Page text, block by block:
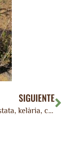
SIGUIENTE
Rostraria cristata, kelària, cañotilla, rabo de zorra.